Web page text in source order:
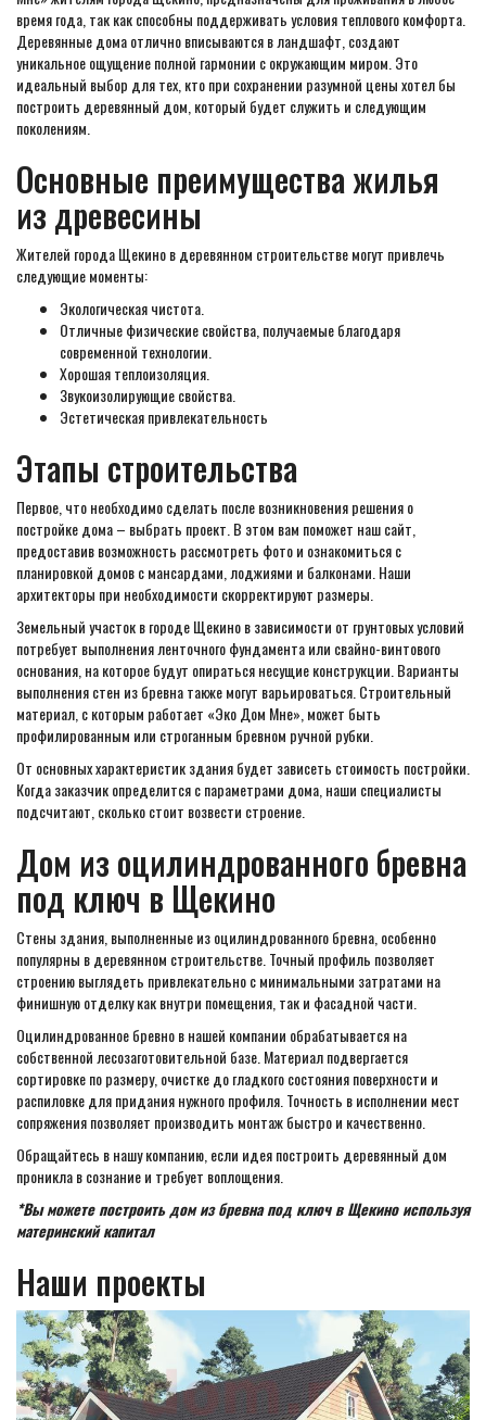
время года, так как способны поддерживать условия теплового комфорта.
Деревянные дома отлично вписываются в ландшафт, создают
уникальное ощущение полной гармонии с окружающим миром. Это
идеальный выбор для тех, кто при сохранении разумной цены хотел бы
построить деревянный дом, который будет служить и следующим
поколениям.
Основные преимущества жилья
из древесины
Жителей города Щекино в деревянном строительстве могут привлечь
следующие моменты:
Экологическая чистота.
Отличные физические свойства, получаемые благодаря
современной технологии.
Хорошая теплоизоляция.
Звукоизолирующие свойства.
Эстетическая привлекательность
Этапы строительства
Первое, что необходимо сделать после возникновения решения о
постройке дома – выбрать проект. В этом вам поможет наш сайт,
предоставив возможность рассмотреть фото и ознакомиться с
планировкой домов с мансардами, лоджиями и балконами. Наши
архитекторы при необходимости скорректируют размеры.
Земельный участок в городе Щекино в зависимости от грунтовых условий
потребует выполнения ленточного фундамента или свайно-винтового
основания, на которое будут опираться несущие конструкции. Варианты
выполнения стен из бревна также могут варьироваться. Строительный
материал, с которым работает «Эко Дом Мне», может быть
профилированным или строганным бревном ручной рубки.
От основных характеристик здания будет зависеть стоимость постройки.
Когда заказчик определится с параметрами дома, наши специалисты
подсчитают, сколько стоит возвести строение.
Дом из оцилиндрованного бревна
под ключ в Щекино
Стены здания, выполненные из оцилиндрованного бревна, особенно
популярны в деревянном строительстве. Точный профиль позволяет
строению выглядеть привлекательно с минимальными затратами на
финишную отделку как внутри помещения, так и фасадной части.
Оцилиндрованное бревно в нашей компании обрабатывается на
собственной лесозаготовительной базе. Материал подвергается
сортировке по размеру, очистке до гладкого состояния поверхности и
распиловке для придания нужного профиля. Точность в исполнении мест
сопряжения позволяет производить монтаж быстро и качественно.
Обращайтесь в нашу компанию, если идея построить деревянный дом
проникла в сознание и требует воплощения.
*Вы можете построить дом из бревна под ключ в Щекино используя
материнский капитал
Наши проекты